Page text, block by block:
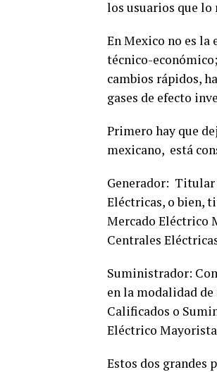
los usuarios que lo
En Mexico no es la
técnico-
cambios rápidos,
gases de efecto
Primero hay que
mexicano, está
Generador: Titular
Eléctricas, o bien,
Mercado Eléctrico
Centrales
Suministrador:
en la modalidad
Calificados o
Eléctrico Mayorista
Estos dos grandes